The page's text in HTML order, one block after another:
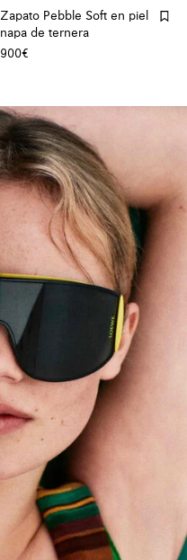
Zapato Pebble Soft en piel
napa de ternera
900€